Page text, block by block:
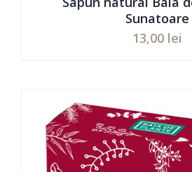
la5.00din 5
ADAUGĂ ÎN COȘ
Sunatoare
13,00 lei